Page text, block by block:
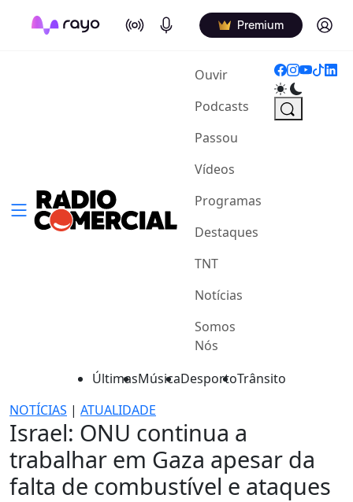
On Air Podcasts Premium Log in
Ouvir(current)
Podcasts
Passou
Vídeos
Programas
Destaques
TNT
Notícias
Somos
Nós
ÚltimasMúsicaDesportoTrânsito
NOTÍCIAS | ATUALIDADE
Israel: ONU continua a
trabalhar em Gaza apesar da
falta de combustível e ataques